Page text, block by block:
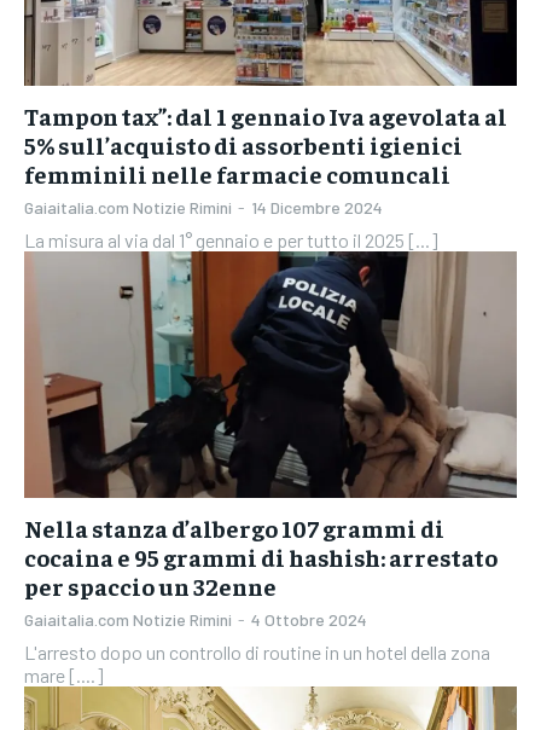
Tampon tax”: dal 1 gennaio Iva agevolata al
5% sull’acquisto di assorbenti igienici
femminili nelle farmacie comuncali
Gaiaitalia.com Notizie Rimini - 14 Dicembre 2024
La misura al via dal 1° gennaio e per tutto il 2025 [...]
Nella stanza d’albergo 107 grammi di
cocaina e 95 grammi di hashish: arrestato
per spaccio un 32enne
Gaiaitalia.com Notizie Rimini - 4 Ottobre 2024
L'arresto dopo un controllo di routine in un hotel della zona
mare [....]